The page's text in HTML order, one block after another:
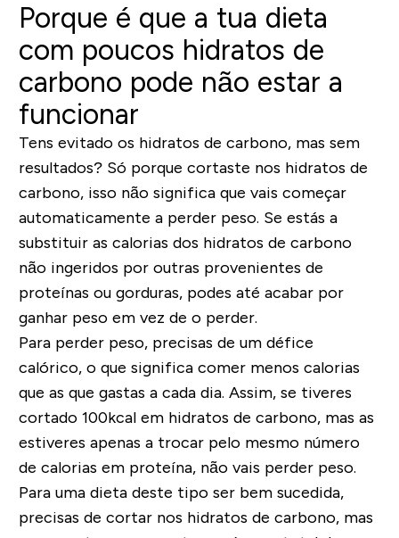
Porque é que a tua dieta
com poucos hidratos de
carbono pode não estar a
funcionar
Tens evitado os hidratos de carbono, mas sem
resultados? Só porque cortaste nos hidratos de
carbono, isso não significa que vais começar
automaticamente a perder peso. Se estás a
substituir as calorias dos hidratos de carbono
não ingeridos por outras provenientes de
proteínas ou gorduras, podes até acabar por
ganhar peso em vez de o perder.
Para perder peso, precisas de um défice
calórico, o que significa comer menos calorias
que as que gastas a cada dia. Assim, se tiveres
cortado 100kcal em hidratos de carbono, mas as
estiveres apenas a trocar pelo mesmo número
de calorias em proteína, não vais perder peso.
Para uma dieta deste tipo ser bem sucedida,
precisas de cortar nos hidratos de carbono, mas